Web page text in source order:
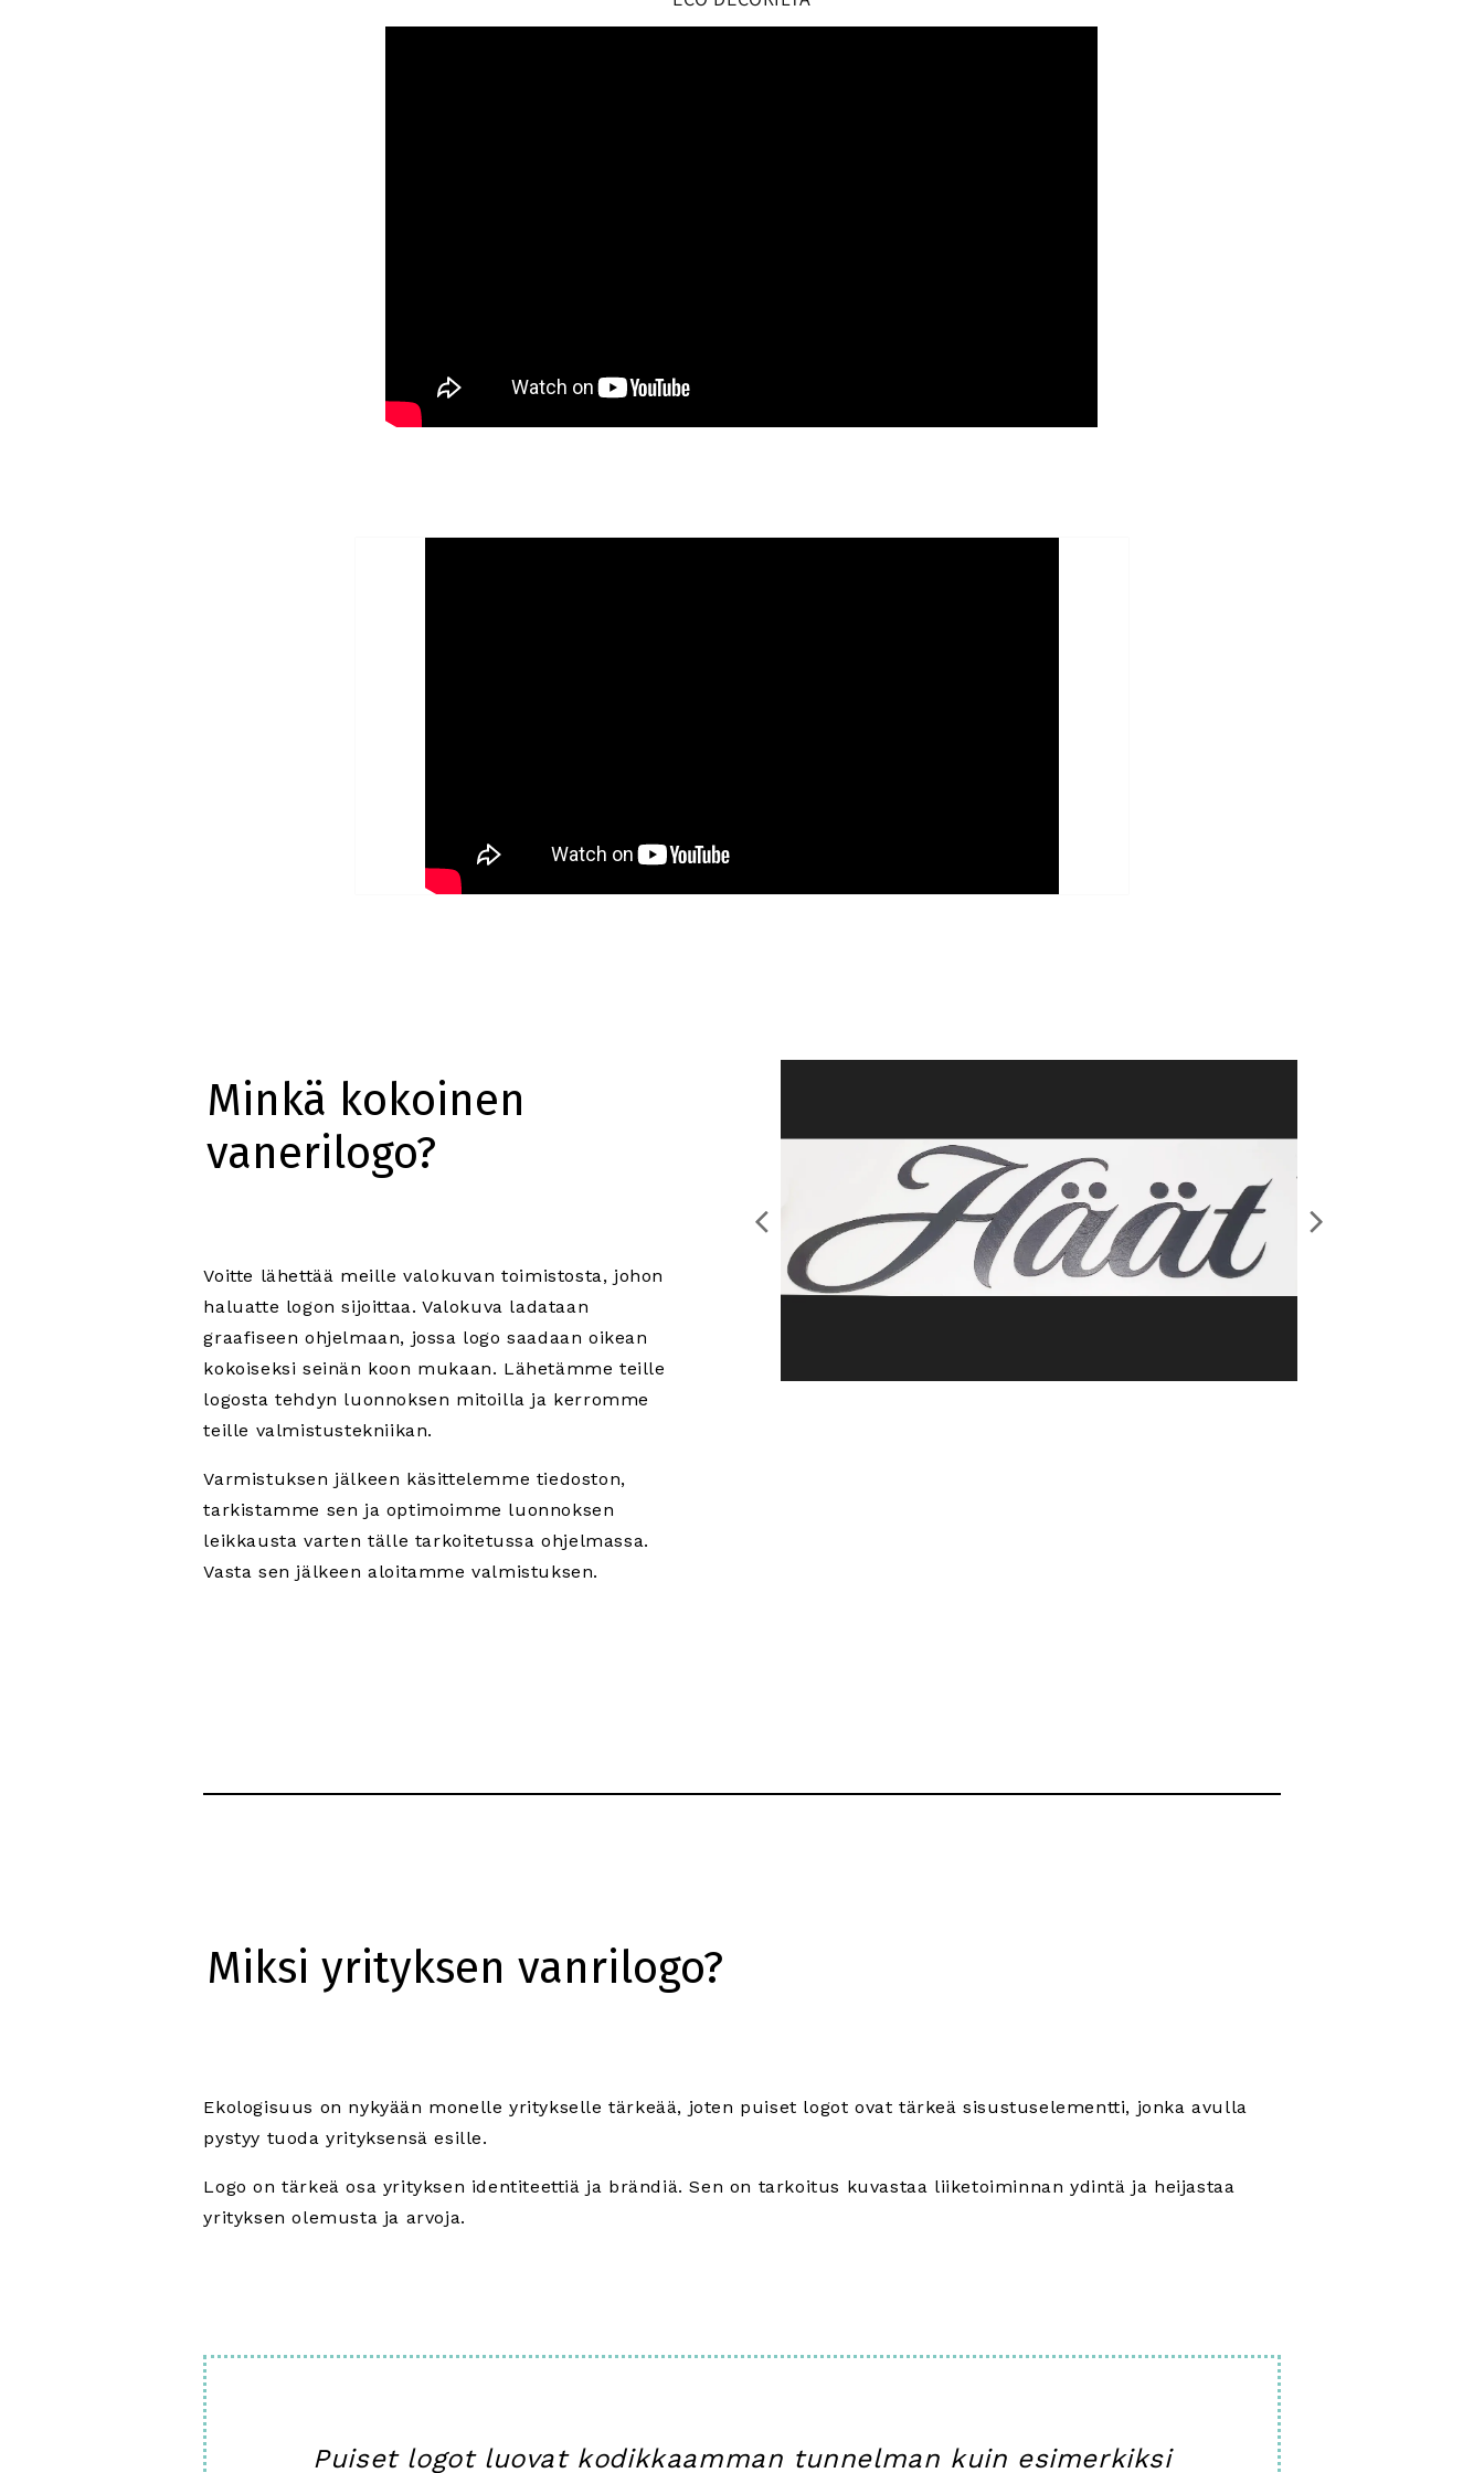
Minkä kokoinen
vanerilogo?
Voitte lähettää meille valokuvan toimistosta, johon
haluatte logon sijoittaa. Valokuva ladataan
graafiseen ohjelmaan, jossa logo saadaan oikean
kokoiseksi seinän koon mukaan. Lähetämme teille
logosta tehdyn luonnoksen mitoilla ja kerromme
teille valmistustekniikan.
Varmistuksen jälkeen käsittelemme tiedoston,
tarkistamme sen ja optimoimme luonnoksen
leikkausta varten tälle tarkoitetussa ohjelmassa.
Vasta sen jälkeen aloitamme valmistuksen.
Miksi yrityksen vanrilogo?
Ekologisuus on nykyään monelle yritykselle tärkeää, joten puiset logot ovat tärkeä sisustuselementti, jonka avulla
pystyy tuoda yrityksensä esille.
Logo on tärkeä osa yrityksen identiteettiä ja brändiä. Sen on tarkoitus kuvastaa liiketoiminnan ydintä ja heijastaa
yrityksen olemusta ja arvoja.
Puiset logot luovat kodikkaamman tunnelman kuin esimerkiksi